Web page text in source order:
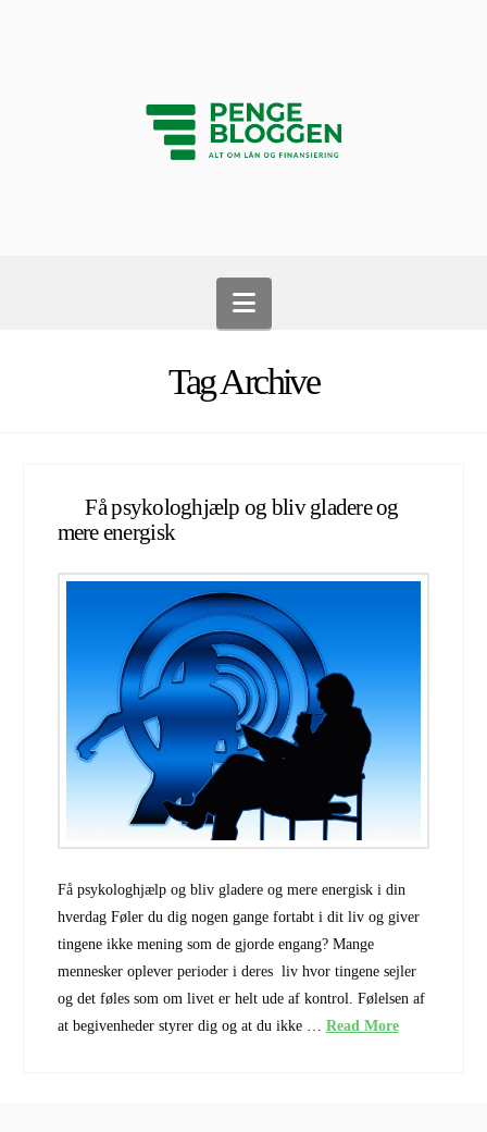
Navigation
Tag Archive
Få psykologhjælp og bliv gladere og
mere energisk
Få psykologhjælp og bliv gladere og mere energisk i din
hverdag Føler du dig nogen gange fortabt i dit liv og giver
tingene ikke mening som de gjorde engang? Mange
mennesker oplever perioder i deres liv hvor tingene sejler
og det føles som om livet er helt ude af kontrol. Følelsen af
at begivenheder styrer dig og at du ikke … Read More